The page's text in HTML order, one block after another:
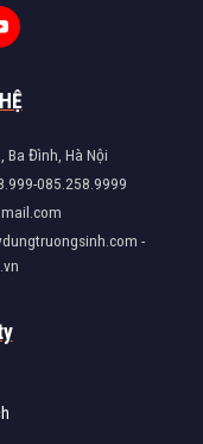
Ba Đình, Hà Nội
085.258.9999
-